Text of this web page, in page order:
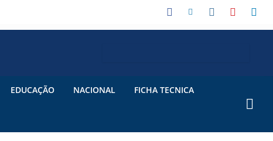
EDUCAÇÃO NACIONAL FICHA TECNICA